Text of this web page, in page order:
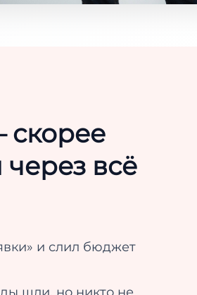
скорее
всё
и слил бюджет